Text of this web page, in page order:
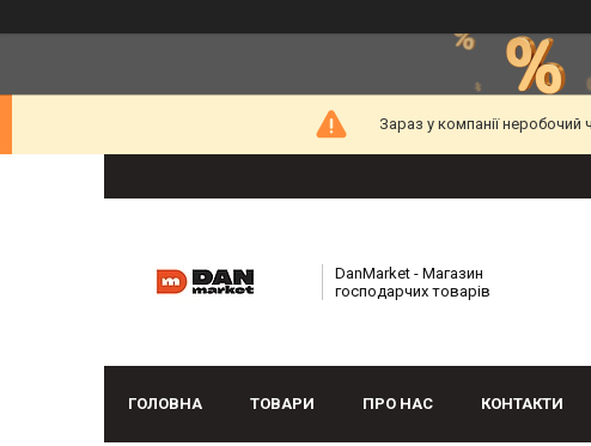
Зараз у компанії
DanMarket - Магазин
господарчих товарів
ГОЛОВНА ТОВАРИ ПРО НАС КОНТАКТИ